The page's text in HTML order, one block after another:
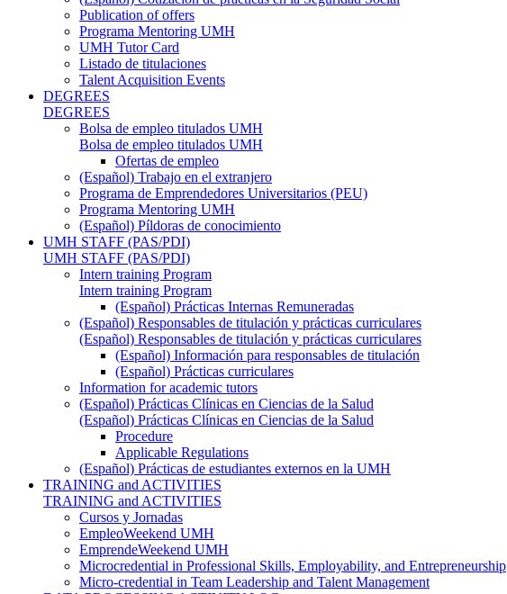
Publication of offers
Programa Mentoring UMH
UMH Tutor Card
Listado de titulaciones
Talent Acquisition Events
DEGREES
DEGREES
Bolsa de empleo titulados UMH
Bolsa de empleo titulados UMH
Ofertas de empleo
(Español) Trabajo en el extranjero
Programa de Emprendedores Universitarios (PEU)
Programa Mentoring UMH
(Español) Píldoras de conocimiento
UMH STAFF (PAS/PDI)
UMH STAFF (PAS/PDI)
Intern training Program
Intern training Program
(Español) Prácticas Internas Remuneradas
(Español) Responsables de titulación y prácticas curriculares
(Español) Responsables de titulación y prácticas curriculares
(Español) Información para responsables de titulación
(Español) Prácticas curriculares
Information for academic tutors
(Español) Prácticas Clínicas en Ciencias de la Salud
(Español) Prácticas Clínicas en Ciencias de la Salud
Procedure
Applicable Regulations
(Español) Prácticas de estudiantes externos en la UMH
TRAINING and ACTIVITIES
TRAINING and ACTIVITIES
Cursos y Jornadas
EmpleoWeekend UMH
EmprendeWeekend UMH
Microcredential in Professional Skills, Employability, and Entrepreneurship
Micro-credential in Team Leadership and Talent Management